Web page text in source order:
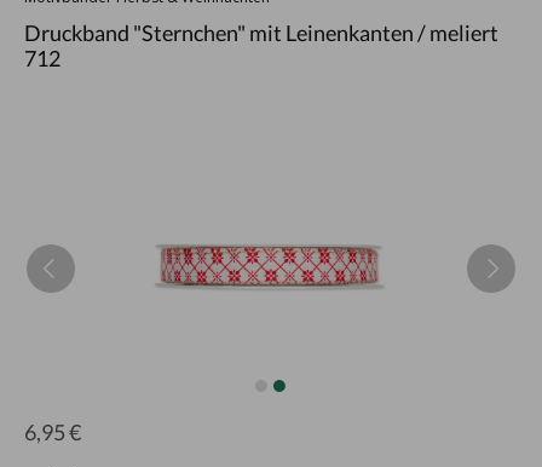
Druckband "Sternchen" mit Leinenkanten / meliert
712
6,95 €